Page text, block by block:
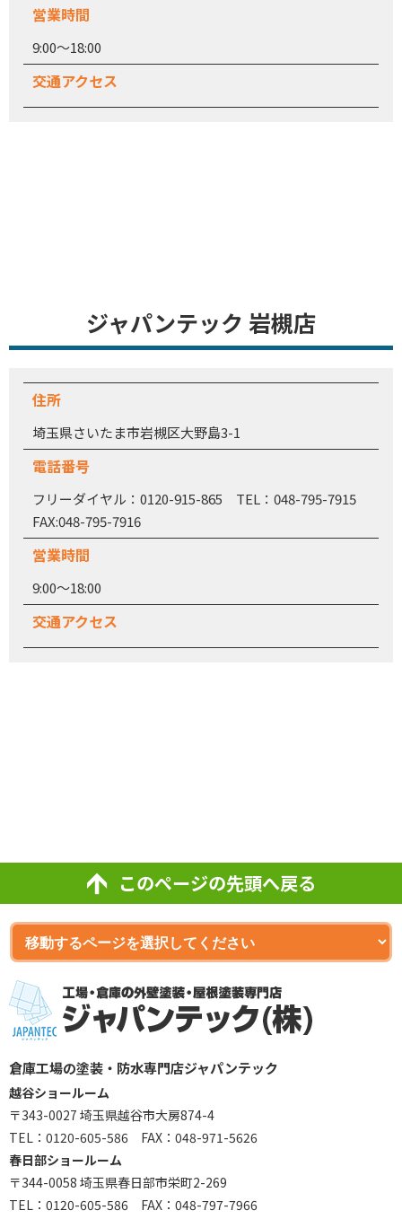
営業時間
9:00～18:00
交通アクセス
ジャパンテック 岩槻店
住所
埼玉県さいたま市岩槻区大野島3-1
電話番号
フリーダイヤル：0120-915-865 TEL：048-795-7915
FAX:048-795-7916
営業時間
9:00～18:00
交通アクセス
このページの先頭へ戻る
倉庫工場の塗装・防水専門店ジャパンテック
越谷ショールーム
〒343-0027 埼玉県越谷市大房874-4
TEL： 0120-605-586 FAX：048-971-5626
春日部ショールーム
〒344-0058 埼玉県春日部市栄町2-269
TEL： 0120-605-586 FAX：048-797-7966